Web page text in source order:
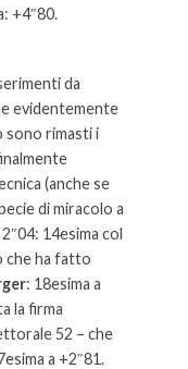
+4″80.
da
evidentemente
sono rimasti i
(anche se
di miracolo a
14esima col
che ha fatto
: 18esima a
la firma
52 – che
a +2″81.